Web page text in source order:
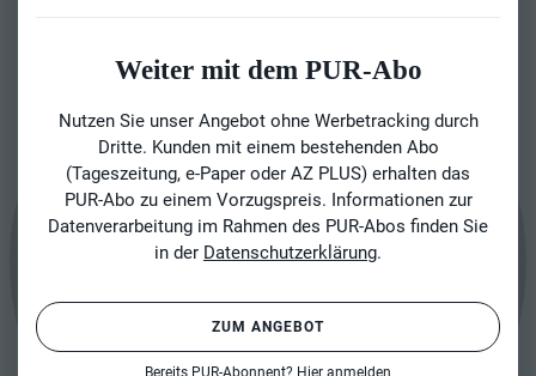
Weiter mit dem PUR-Abo
Nutzen Sie unser Angebot ohne Werbetracking durch
Dritte. Kunden mit einem bestehenden Abo
(Tageszeitung, e-Paper oder AZ PLUS) erhalten das
PUR-Abo zu einem Vorzugspreis. Informationen zur
Datenverarbeitung im Rahmen des PUR-Abos finden Sie
in der Datenschutzerklärung.
ZUM ANGEBOT
Bereits PUR-Abonnent? Hier anmelden